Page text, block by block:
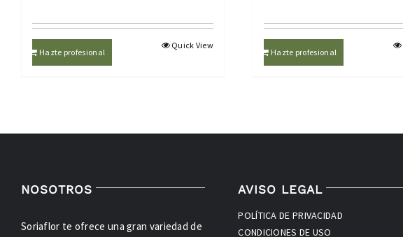
Hazte profesional
Quick View
Hazte profesional
NOSOTROS
Soriaflor te ofrece una gran variedad de
AVISO LEGAL
POLÍTICA DE PRIVACIDAD
CONDICIONES DE USO